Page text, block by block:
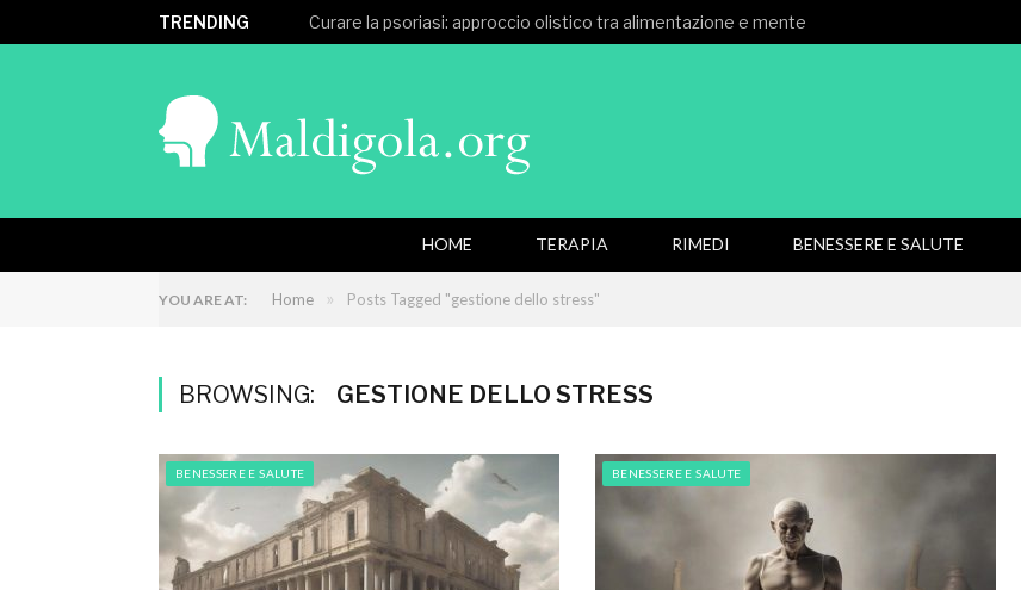
TRENDING Curare la psoriasi: approccio olistico tra alimentazione e mente
HOME TERAPIA RIMEDI BENESSERE E SALUTE
YOU ARE AT: Home » Posts Tagged "gestione dello stress"
BROWSING: GESTIONE DELLO STRESS
BENESSERE E SALUTE BENESSERE E SALUTE